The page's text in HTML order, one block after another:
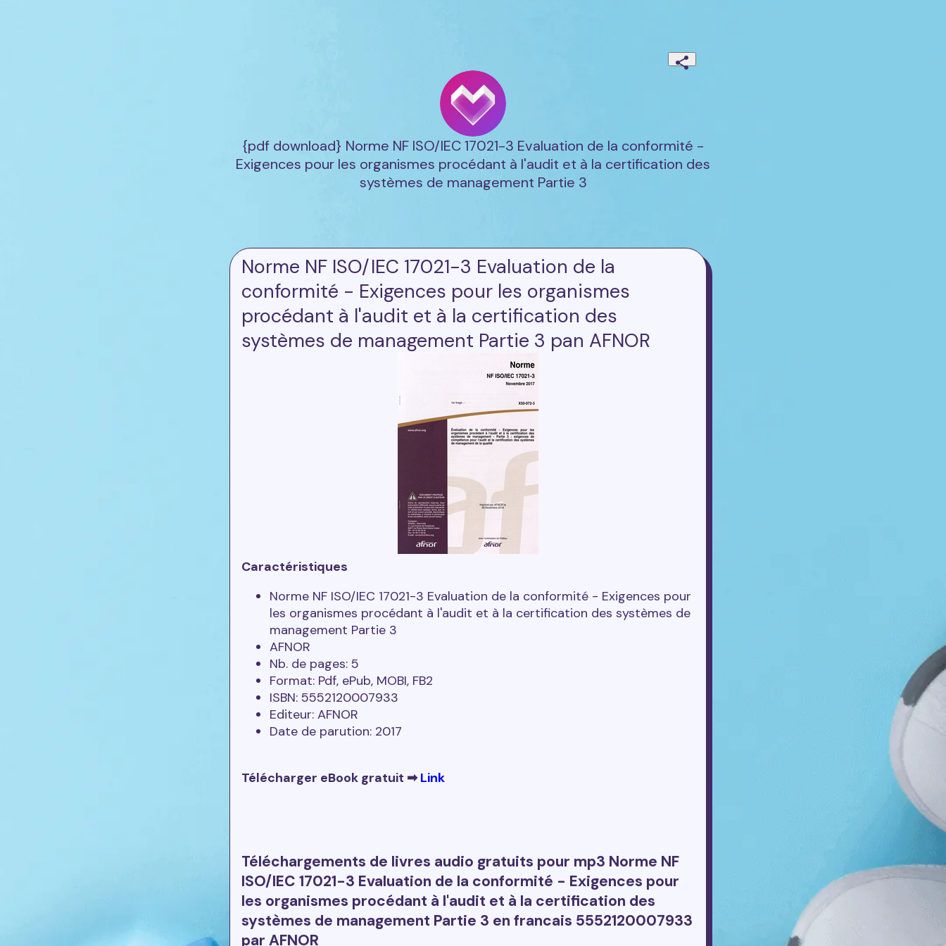
{pdf download} Norme NF ISO/IEC 17021-3 Evaluation de la conformité -
Exigences pour les organismes procédant à l'audit et à la certification des
systèmes de management Partie 3
Norme NF ISO/IEC 17021-3 Evaluation de la
conformité - Exigences pour les organismes
procédant à l'audit et à la certification des
systèmes de management Partie 3 pan AFNOR
Caractéristiques
Norme NF ISO/IEC 17021-3 Evaluation de la conformité - Exigences pour
les organismes procédant à l'audit et à la certification des systèmes de
management Partie 3
AFNOR
Nb. de pages: 5
Format: Pdf, ePub, MOBI, FB2
ISBN: 5552120007933
Editeur: AFNOR
Date de parution: 2017
Télécharger eBook gratuit ➡Link
Téléchargements de livres audio gratuits pour mp3 Norme NF
ISO/IEC 17021-3 Evaluation de la conformité - Exigences pour
les organismes procédant à l'audit et à la certification des
systèmes de management Partie 3 en francais 5552120007933
par AFNOR